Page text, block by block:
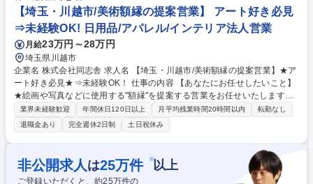
転の立ち合い、アフターフォロー手配 など 【働き方】残業20H程度/休日
の電話・メール対応の可能性有/宿泊を伴う出張可能性有(頻度は担当顧客
による) 募集職種 [沖縄]船舶用電子機器の営業◆「海」を舞台に地域貢献!
世界のフルノ
【埼玉・川越市/美術額縁の提案営業】 アート好き必見
⇒未経験OK! 日用品/アパレル/インテリア法人営業
月給23万円～28万円
埼玉県川越市
企業名 株式会社同志舎 求人名 【埼玉・川越市/美術額縁の提案営業】★ア
ート好き必見★⇒未経験OK！ 仕事の内容 【あなたにお任せしたいこと】
★絵画や写真などに使用する"額縁"を提案する営業をお任せいたします！
『アートに興味がある。』という方はぜひご応募ください。 【具体的に
は?】基本は既存のルートセールス(新商品の紹介、お客様の問い合わせに
対する提案)、挨拶回り等※慣れてきたら新規開拓もお任せ。 ⇒社内の企
画にも参加し、新たな商品の開発にも携わることができます。 【どんなと
ころに飾られる?】美術館や展示場、コンセプトレストランやダイニング
バー、ウエディング会場 等 【営業先は?】額縁画材店や画廊美術館 など
業界未経験歓迎 年間休日120日以上 月平均残業時間20時間以内
転勤なし
退職金あり
完全週休2日制 土日祝休み
非公開求人 は25万件 ※以上
ご登録いただくと、約25万件の